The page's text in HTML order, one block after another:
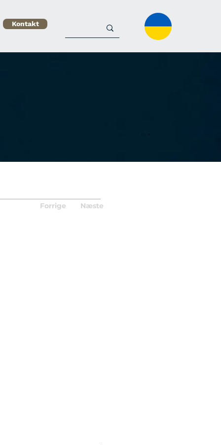
Kontakt
Forrige Næste